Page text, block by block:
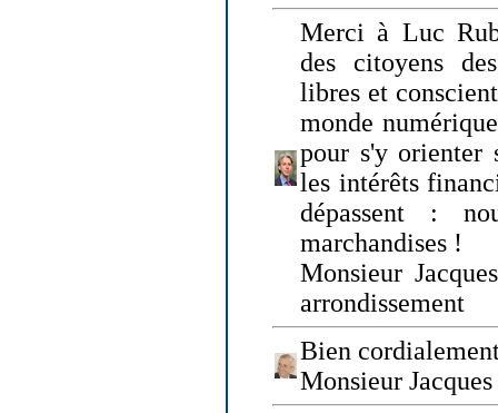
Merci à Luc
des citoyens
libres et
monde
pour s'y orienter
les intérêts
dépassent :
marchandises !
Monsieur
arrondissement
Bien
Monsieur